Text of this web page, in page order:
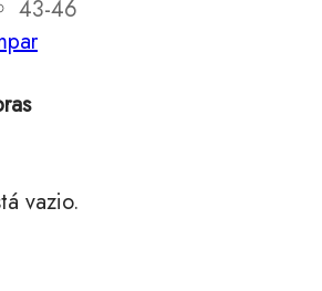
43-46
vazio.